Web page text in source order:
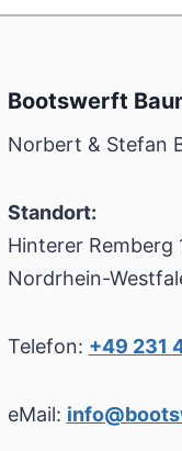
Bootswerft
Norbert & Stefan
Standort:
Hinterer
Nordrhein-
Telefon: +49 231
eMail: